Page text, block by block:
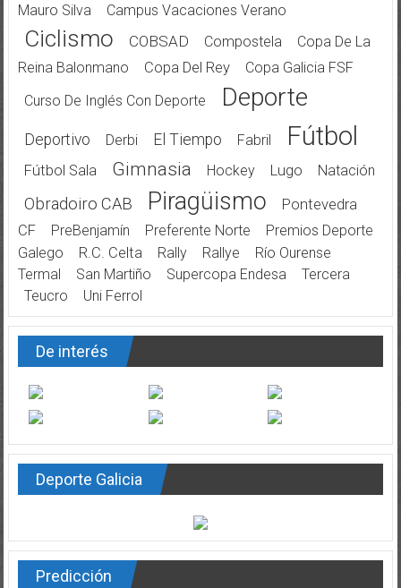
Mauro Silva
Campus Vacaciones Verano
Ciclismo COBSAD Compostela
Copa De La
Reina Balonmano
Copa Del Rey
Copa Galicia FSF
Curso De Inglés Con Deporte
Deporte
Deportivo Derbi El Tiempo Fabril Fútbol
Fútbol Sala Gimnasia Hockey Lugo Natación
Obradoiro CAB Piragüismo
Pontevedra
CF
PreBenjamín Preferente Norte
Premios Deporte
Galego
R.C. Celta Rally Rallye
Río Ourense
Termal
San Martiño Supercopa Endesa
Tercera
Teucro
Uni Ferrol
De interés
Deporte Galicia
Predicción